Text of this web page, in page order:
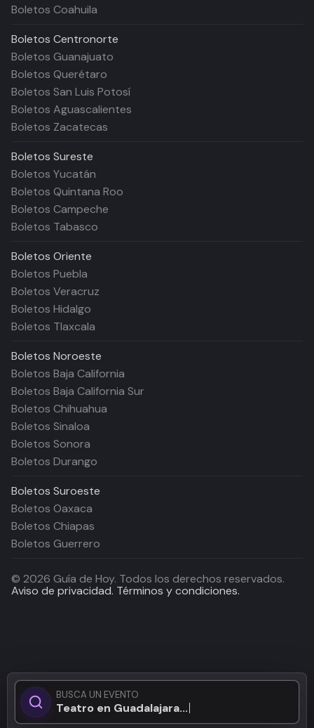
BUSCA UN EVENTO
Teatro en Guadalajara...
Boletos Coahuila
Boletos Centronorte
Boletos Guanajuato
Boletos Querétaro
Boletos San Luis Potosí
Boletos Aguascalientes
Boletos Zacatecas
Boletos Sureste
Boletos Yucatán
Boletos Quintana Roo
Boletos Campeche
Boletos Tabasco
Boletos Oriente
Boletos Puebla
Boletos Veracruz
Boletos Hidalgo
Boletos Tlaxcala
Boletos Noroeste
Boletos Baja California
Boletos Baja California Sur
Boletos Chihuahua
Boletos Sinaloa
Boletos Sonora
Boletos Durango
Boletos Suroeste
Boletos Oaxaca
Boletos Chiapas
Boletos Guerrero
© 2026 Guía de Hoy. Todos los derechos reservados.
Aviso de privacidad. Términos y condiciones.